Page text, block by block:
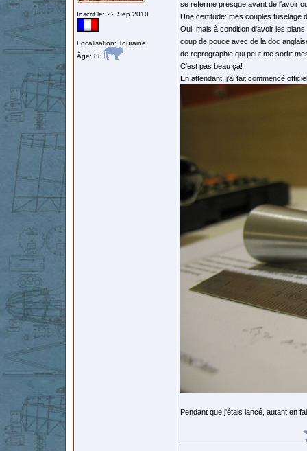
Inscrit le: 22 Sep 2010
Localisation: Touraine
Âge: 88
se referme presque avant de l'avoir
Une certitude: mes couples fuselage
Oui, mais à condition d'avoir les
coup de pouce avec de la doc
de reprographie qui peut me sortir
C'est pas beau ça!
En attendant, j'ai fait commencé
Pendant que j'étais lancé, autant en